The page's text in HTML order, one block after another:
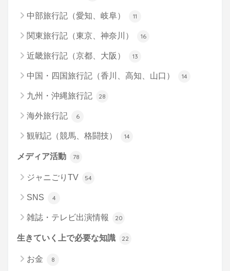
中部旅行記（愛知、岐阜） 11
関東旅行記（東京、神奈川） 16
近畿旅行記（京都、大阪） 13
中国・四国旅行記（香川、高知、山口） 14
九州・沖縄旅行記 28
海外旅行記 6
観戦記（競馬、格闘技） 14
メディア活動 78
ジャニごりTV 54
SNS 4
雑誌・テレビ出演情報 20
生きていく上で必要な知識 22
お金 8